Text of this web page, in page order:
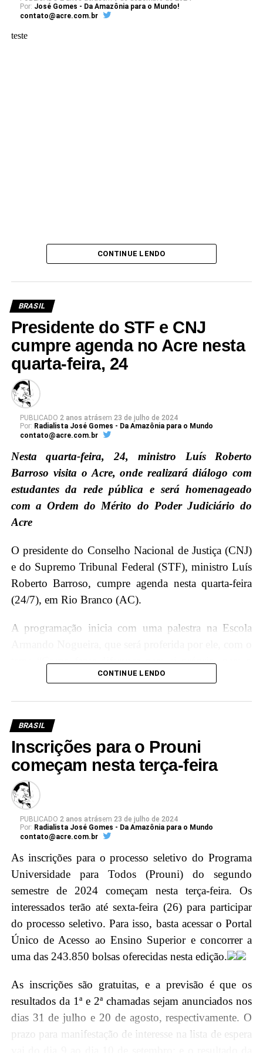
Por: José Gomes - Da Amazônia para o Mundo!
contato@acre.com.br
teste
CONTINUE LENDO
BRASIL
Presidente do STF e CNJ
cumpre agenda no Acre nesta
quarta-feira, 24
PUBLICADO 2 anos atrásem 23 de julho de 2024
Por: Radialista José Gomes - Da Amazônia para o Mundo
contato@acre.com.br
Nesta quarta-feira, 24, ministro Luís Roberto
Barroso visita o Acre, onde realizará diálogo com
estudantes da rede pública e será homenageado
com a Ordem do Mérito do Poder Judiciário do
Acre
O presidente do Conselho Nacional de Justiça (CNJ)
e do Supremo Tribunal Federal (STF), ministro Luís
Roberto Barroso, cumpre agenda nesta quarta-feira
(24/7), em Rio Branco (AC).
A programação inicia com uma palestra na Escola
tema “Como fazer diferença para si próprio, para o
Brasil e para o mundo”, onde terá a oportunidade de
educação e cidadania.
Além disso, Luís Roberto Barroso participará de um
diálogo com magistradas e magistrados acreanos,
promovendo a troca de experiências e
conhecimentos, e fortalecendo os laços entre a mais
alta Corte do país e a magistratura acreana.
maior honraria da Justiça do Acre, a insígnia da
Ordem do Mérito Judiciário, durante a sessão solene
no Pleno, no Tribunal de Justiça do Acre (TJAC).
Instituída pela Resolução nº. 283/2022, essa distinção
é concedida por decisão unânime dos membros do
Conselho da Ordem do Mérito Judiciário acreano em
diferentes graus, reconhecendo assim a excelência e
relevância do trabalho do ministro para o Judiciário
brasileiro.
Agenda Ministro
CONTINUE LENDO
BRASIL
Inscrições para o Prouni
começam nesta terça-feira
PUBLICADO 2 anos atrásem 23 de julho de 2024
Por: Radialista José Gomes - Da Amazônia para o Mundo
contato@acre.com.br
As inscrições para o processo seletivo do Programa
Universidade para Todos (Prouni) do segundo
semestre de 2024 começam nesta terça-feira. Os
interessados terão até sexta-feira (26) para participar
do processo seletivo. Para isso, basta acessar o Portal
Único de Acesso ao Ensino Superior e concorrer a
uma das 243.850 bolsas oferecidas nesta edição.
As inscrições são gratuitas, e a previsão é que os
resultados da 1ª e 2ª chamadas sejam anunciados nos
dias 31 de julho e 20 de agosto, respectivamente. O
prazo para manifestação de interesse na lista de espera